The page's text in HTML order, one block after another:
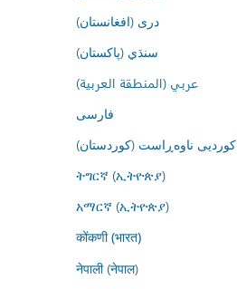
درى (افغانستان)
سنڌي (پاکستان)
عربي (المنطقة العربية)
فارسى
کوردیی ناوەڕاست (کوردستان)
ትግርኛ (ኢትዮጵያ)
አማርኛ (ኢትዮጵያ)
कोंकणी (भारत)
नेपाली (नेपाल)